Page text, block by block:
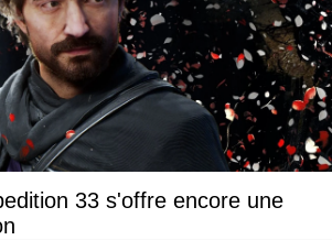
33 s'offre encore une